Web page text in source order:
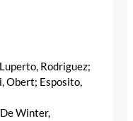
Rodriguez;
Obert; Esposito,
Winter,